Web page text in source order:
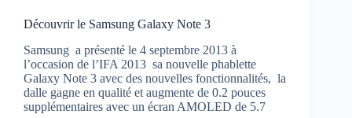
Découvrir le Samsung Galaxy Note 3
Samsung a présenté le 4 septembre 2013 à
l’occasion de l’IFA 2013 sa nouvelle phablette
Galaxy Note 3 avec des nouvelles fonctionnalités, la
dalle gagne en qualité et augmente de 0.2 pouces
supplémentaires avec un écran AMOLED de 5.7